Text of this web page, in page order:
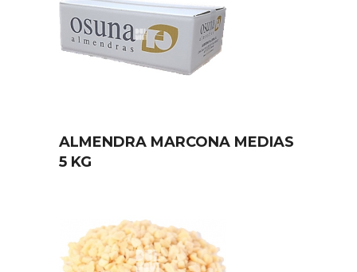
ALMENDRA MARCONA MEDIAS
5 KG